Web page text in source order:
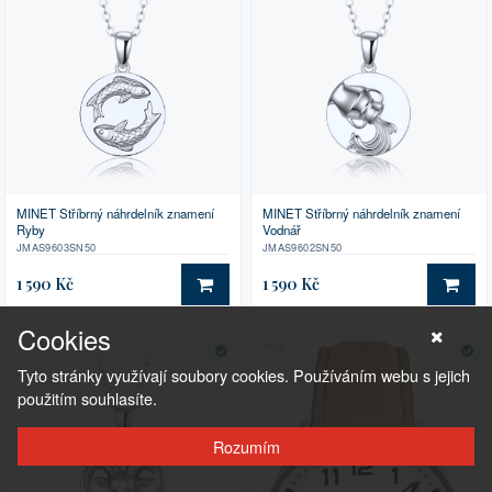
MINET Stříbrný náhrdelník znamení
Ryby
JMAS9603SN50
1 590 Kč DO KOŠÍKU
MINET Stříbrný náhrdelník znamení
Vodnář
JMAS9602SN50
1 590 Kč DO
AG 925/1000
Cookies
Tyto stránky využívají soubory cookies. Používáním webu s jejich
použitím souhlasíte.
Rozumím